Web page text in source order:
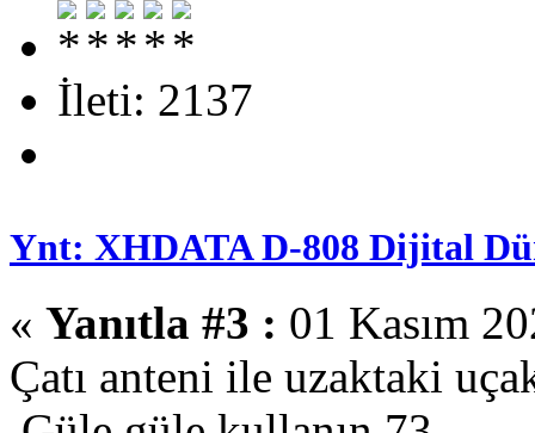
İleti: 2137
Ynt: XHDATA D-808 Dijital
« Yanıtla #3 : 01 Kasım
Çatı anteni ile uzaktaki